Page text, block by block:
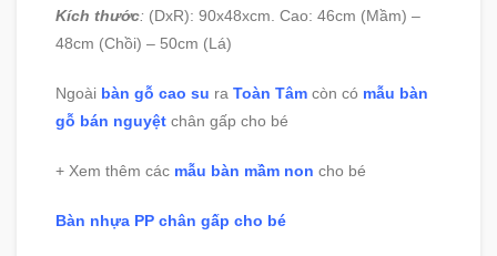
Kích thước: (DxR): 90x48xcm. Cao: 46cm (Mầm) –
48cm (Chồi) – 50cm (Lá)
Ngoài bàn gỗ cao su ra Toàn Tâm còn có mẫu bàn
gỗ bán nguyệt chân gấp cho bé
+ Xem thêm các mẫu bàn mầm non cho bé
Bàn nhựa PP chân gấp cho bé